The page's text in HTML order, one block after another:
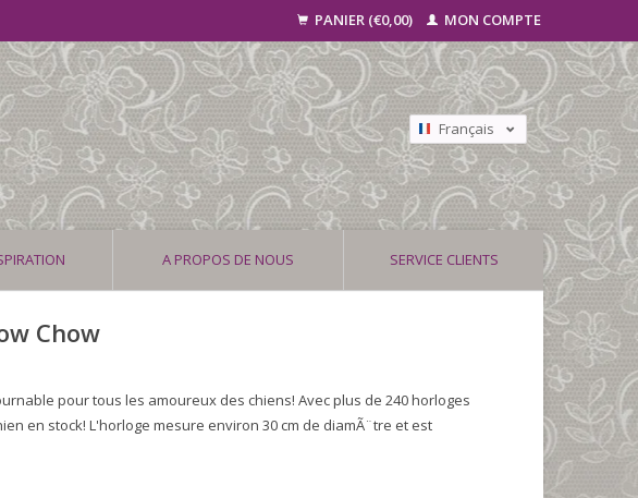
PANIER (€0,00) MON COMPTE
Français
Nederlands
Deutsch
A PROPOS DE NOUS SERVICE CLIENTS
Chow
pour tous les amoureux des chiens! Avec plus de 240 horloges
en stock! L'horloge mesure environ 30 cm de diamÃ¨tre et est